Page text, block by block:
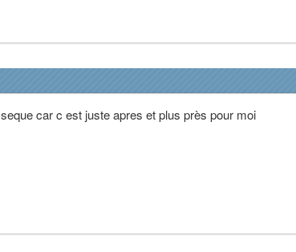
car c est juste apres et plus près pour moi